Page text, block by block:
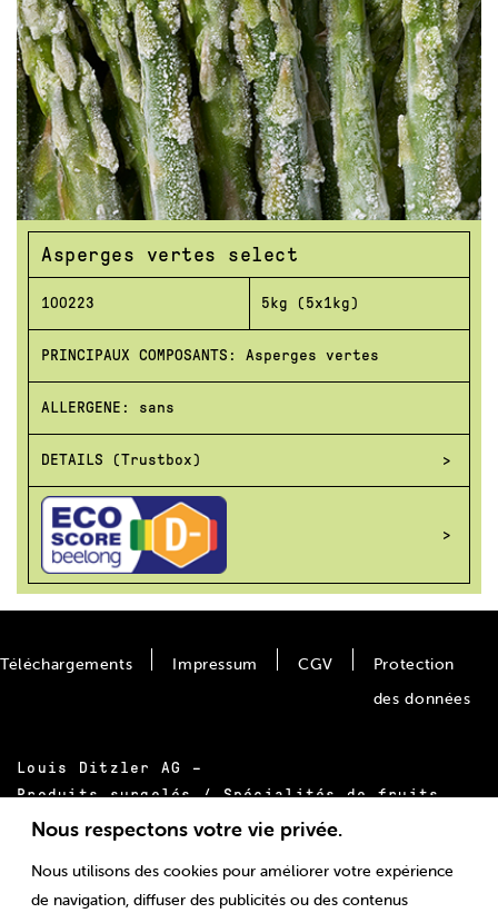
Nous respectons votre vie privée.
Nous utilisons des cookies pour améliorer votre expérience
de navigation, diffuser des publicités ou des contenus
Asperges vertes select
100223 5kg (5x1kg)
PRINCIPAUX COMPOSANTS: Asperges vertes
ALLERGENE: sans
DETAILS (Trustbox)
Louis Ditzler AG –
Produits surgelés / Spécialités de fruits
Bäumlimattstrasse 20
Tél.:+41 61 855 55 00
Téléchargements Impressum CGV
Protection
des données